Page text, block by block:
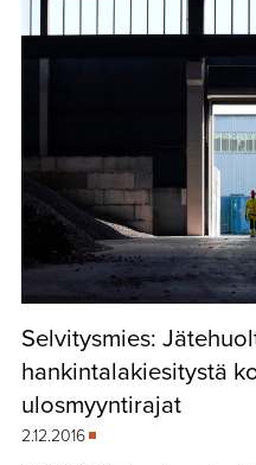
Selvitysmies:
hankintalakiesitystä
ulosmyyntirajat
2.12.2016